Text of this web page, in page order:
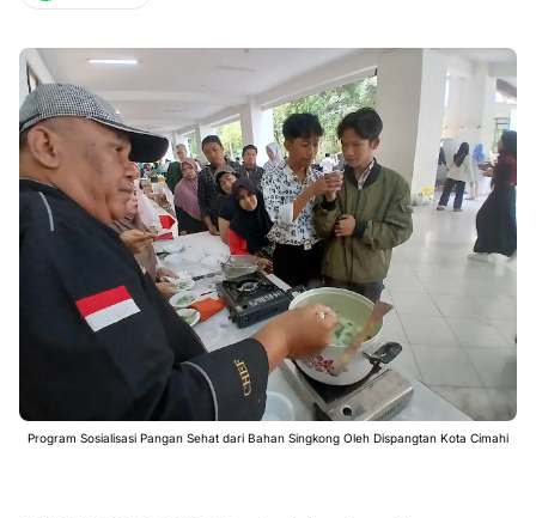
Program Sosialisasi Pangan Sehat dari Bahan Singkong Oleh Dispangtan Kota Cimahi